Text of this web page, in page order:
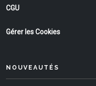
CGU
Gérer les Cookies
NOUVEAUTÉS